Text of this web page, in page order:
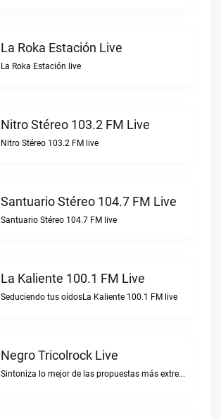
La Roka Estación Live
La Roka Estación live
Nitro Stéreo 103.2 FM Live
Nitro Stéreo 103.2 FM live
Santuario Stéreo 104.7 FM Live
Santuario Stéreo 104.7 FM live
La Kaliente 100.1 FM Live
Seduciendo tus oídosLa Kaliente 100.1 FM live
Negro Tricolrock Live
Sintoniza lo mejor de las propuestas más extremas y virtuosas del metal colombianoNegro Tricolrock live